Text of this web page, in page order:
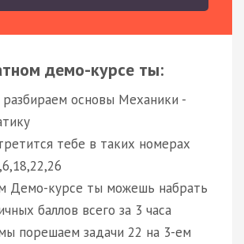
демо-курсе ты:
основы Механики -
тебе в таких номерах
Демо-курсе ты можешь набрать
баллов всего за 3 часа
порешаем задачи 22 на 3-ем